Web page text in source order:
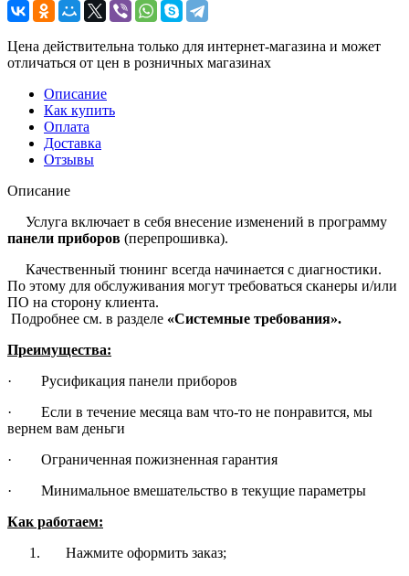
Цена действительна только для интернет-магазина и может
отличаться от цен в розничных магазинах
Описание
Как купить
Оплата
Доставка
Отзывы
Описание
Услуга включает в себя внесение изменений в программу
панели приборов (перепрошивка).
Качественный тюнинг всегда начинается с диагностики.
По этому для обслуживания могут требоваться сканеры и/или
ПО на сторону клиента.
Подробнее см. в разделе «Системные требования».
Преимущества:
· Русификация панели приборов
· Если в течение месяца вам что-то не понравится, мы
вернем вам деньги
· Ограниченная пожизненная гарантия
· Минимальное вмешательство в текущие параметры
Как работаем:
Нажмите оформить заказ;